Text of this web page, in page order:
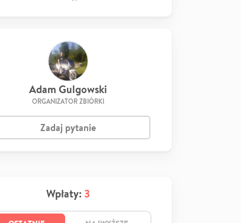
Adam Gulgowski
ORGANIZATOR ZBIÓRKI
Zadaj pytanie
Wpłaty: 3